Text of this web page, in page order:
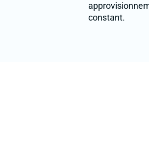
constant.